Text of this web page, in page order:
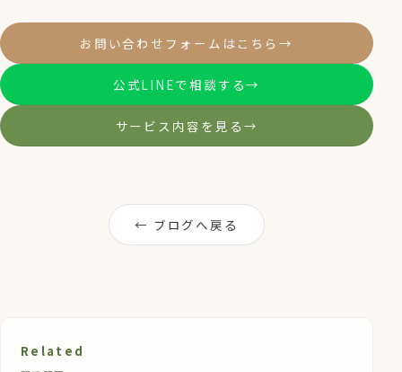
お問い合わせフォームはこちら→
公式LINEで相談する→
サービス内容を見る →
← ブログへ戻る
Related